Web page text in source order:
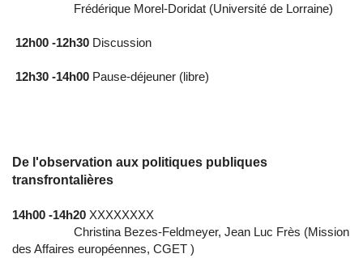
Frédérique Morel-Doridat (Université de Lorraine)
12h00 -12h30 Discussion
12h30 -14h00 Pause-déjeuner (libre)
De l'observation aux politiques publiques
transfrontalières
14h00 -14h20 XXXXXXXX
Christina Bezes-Feldmeyer, Jean Luc Frès (Mission
des Affaires européennes, CGET )